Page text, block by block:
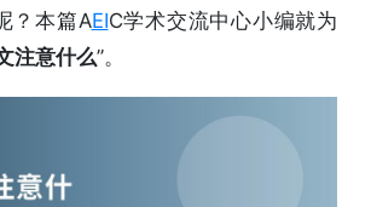
？本篇AEIC学术交流中心小编就为
注意什么”。